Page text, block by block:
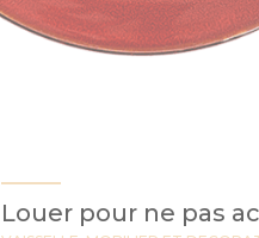
Louer pour ne pas